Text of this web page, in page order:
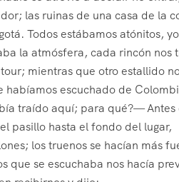
las ruinas de una casa de la
Todos estábamos atónitos,
la atmósfera, cada rincón nos
mientras que otro estallido
habíamos escuchado de
traído aquí; para qué?— Antes
pasillo hasta el fondo del lugar,
los truenos se hacían más
que se escuchaba nos hacía